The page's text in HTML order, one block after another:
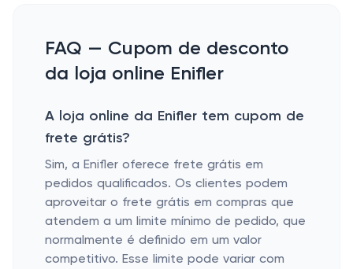
FAQ — Cupom de desconto
da loja online Enifler
A loja online da Enifler tem cupom de
frete grátis?
Sim, a Enifler oferece frete grátis em
pedidos qualificados. Os clientes podem
aproveitar o frete grátis em compras que
atendem a um limite mínimo de pedido, que
normalmente é definido em um valor
competitivo. Esse limite pode variar com